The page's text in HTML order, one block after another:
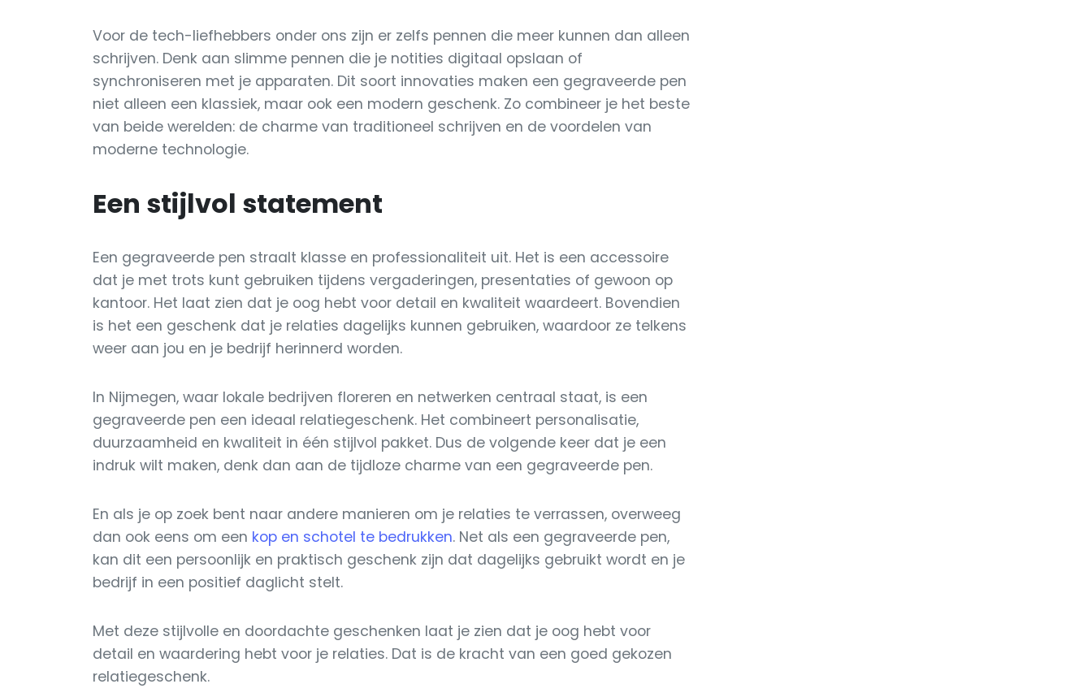
Voor de tech-liefhebbers onder ons zijn er zelfs pennen die meer kunnen dan alleen
schrijven. Denk aan slimme pennen die je notities digitaal opslaan of
synchroniseren met je apparaten. Dit soort innovaties maken een gegraveerde pen
niet alleen een klassiek, maar ook een modern geschenk. Zo combineer je het beste
van beide werelden: de charme van traditioneel schrijven en de voordelen van
moderne technologie.
Een stijlvol statement
Een gegraveerde pen straalt klasse en professionaliteit uit. Het is een accessoire
dat je met trots kunt gebruiken tijdens vergaderingen, presentaties of gewoon op
kantoor. Het laat zien dat je oog hebt voor detail en kwaliteit waardeert. Bovendien
is het een geschenk dat je relaties dagelijks kunnen gebruiken, waardoor ze telkens
weer aan jou en je bedrijf herinnerd worden.
In Nijmegen, waar lokale bedrijven floreren en netwerken centraal staat, is een
gegraveerde pen een ideaal relatiegeschenk. Het combineert personalisatie,
duurzaamheid en kwaliteit in één stijlvol pakket. Dus de volgende keer dat je een
indruk wilt maken, denk dan aan de tijdloze charme van een gegraveerde pen.
En als je op zoek bent naar andere manieren om je relaties te verrassen, overweeg
dan ook eens om een kop en schotel te bedrukken. Net als een gegraveerde pen,
kan dit een persoonlijk en praktisch geschenk zijn dat dagelijks gebruikt wordt en je
bedrijf in een positief daglicht stelt.
Met deze stijlvolle en doordachte geschenken laat je zien dat je oog hebt voor
detail en waardering hebt voor je relaties. Dat is de kracht van een goed gekozen
relatiegeschenk.